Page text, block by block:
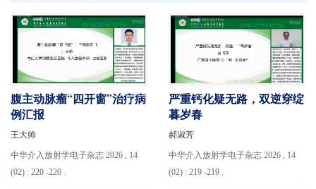
腹主动脉瘤“四开窗”治疗病
例汇报
王大帅
中华介入放射学电子杂志 2026 , 14
(02) : 220 -220 .
严重钙化疑无路，双逆穿绽
暮岁春
郝淑芳
中华介入放射学电子杂志 2026 , 14
(02) : 219 -219 .